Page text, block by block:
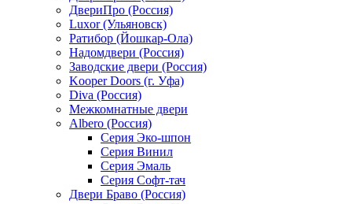
ДвериПро (Россия)
Luxor (Ульяновск)
Ратибор (Йошкар-Ола)
Надомдвери (Россия)
Заводские двери (Россия)
Kooper Doors (г. Уфа)
Diva (Россия)
Межкомнатные двери
Albero (Россия)
Серия Эко-шпон
Серия Винил
Серия Эмаль
Серия Софт-тач
Двери Браво (Россия)